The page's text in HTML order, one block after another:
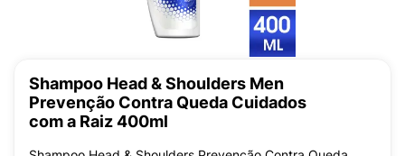
Shampoo Head & Shoulders Men
Prevenção Contra Queda Cuidados
com a Raiz 400ml